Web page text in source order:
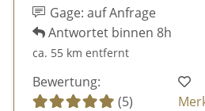
Gage: auf Anfrage
Antwortet binnen 8h
ca. 55 km entfernt
Bewertung:
(5)